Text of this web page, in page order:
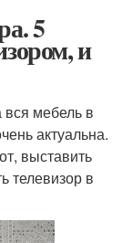
5
и
вся мебель в
актуальна.
выставить
телевизор в